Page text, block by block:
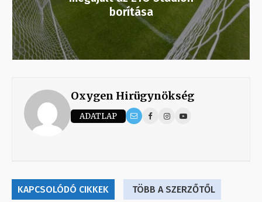
borítása
Oxygen Hirügynökség
ADATLAP
KAPCSOLÓDÓ CIKKEK TÖBB A SZERZŐTŐL